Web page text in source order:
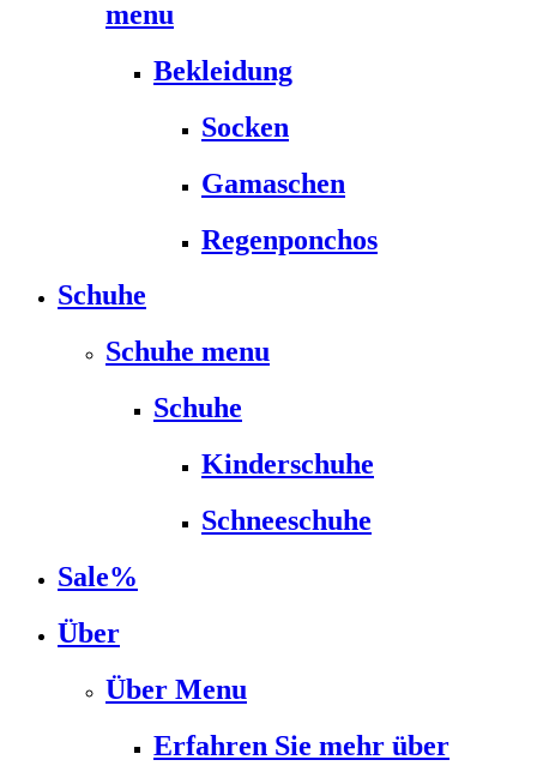
menu
Bekleidung
Socken
Gamaschen
Regenponchos
Schuhe
Schuhe menu
Schuhe
Kinderschuhe
Schneeschuhe
Sale%
Über
Über Menu
Erfahren Sie mehr über